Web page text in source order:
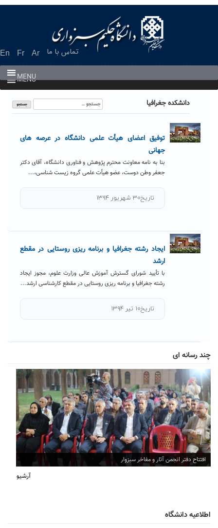
En Fr Ar تماس با ما
MENU
MENU
دانشکده جغرافیا
جستجو
برای:
توفیق اعضای هیأت علمی دانشگاه در عرصه های
جهانی
بنا به نامه معاونت محترم پژوهش و فناوری دانشگاه، آقای دکتر
جعفر وطن دوست، عضو هیأت علمی گروه زیست شناسی،...
تاریخ۳۰ شهریور ۱۳۹۴
ایجاد رشته جغرافیا و برنامه ریزی روستایی در مقطع
ارشد
با تأیید شورای گسترش آموزش عالی وزارت علوم، مجوز ایجاد
رشته جغرافیا و برنامه ریزی روستایی در مقطع کارشناسی ارشد...
تاریخ۱۰ تیر ۱۳۹۴
چند رسانه ای
افتتاح دفتر انجمن آثار و مفاخر سبزوار
آرشیو
اطلاعیه دانشگاه